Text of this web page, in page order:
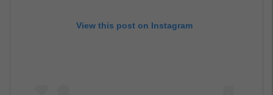
View this post on Instagram